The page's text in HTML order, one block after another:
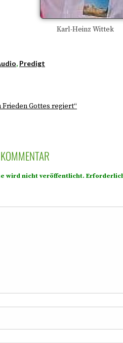
Karl-Heinz Wittek
, Predigt
Frieden Gottes regiert“
wird nicht veröffentlicht.